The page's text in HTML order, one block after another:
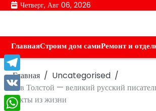
ПерейтиЧетверг, Авг 06, 2026
ГлавнаяСтроим дом самиРемонт и
Главная
Uncategorised
Лев Толстой — великий русский
факты из жизни
Telegram
VK